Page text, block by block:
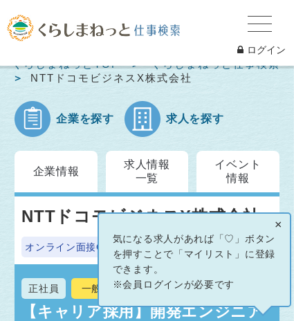
ログイン
くらしまねっとTOP
くらしまねっと仕事検索
NTTドコモビジネスX株式会社
企業を探す 求人を探す
企業情報
求人情報
一覧
イベント
情報
NTTドコモビジネスX株式会社
オンライン面接OK
正社員 一般
【キャリア採用】開発エンジニア
×
気になる求人があれば「♡」ボタン
を押すことで「マイリスト」に登録
できます。
※会員ログインが必要です